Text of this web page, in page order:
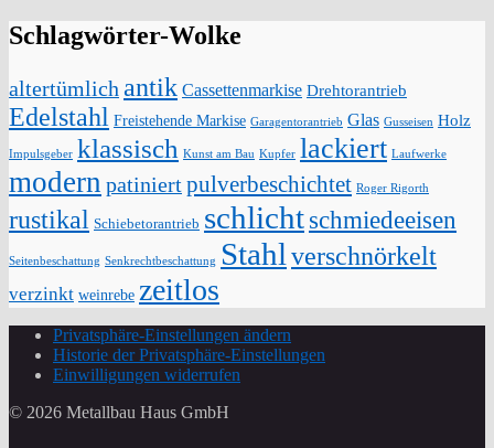
Schlagwörter-Wolke
altertümlich antik Cassettenmarkise Drehtorantrieb
Edelstahl Freistehende Markise Garagentorantrieb Glas Gusseisen Holz
Impulsgeber klassisch Kunst am Bau Kupfer lackiert Laufwerke
modern patiniertpulverbeschichtet Roger Rigorth
rustikal Schiebetorantrieb schlichtschmiedeeisen
Seitenbeschattung Senkrechtbeschattung Stahl verschnörkelt
verzinkt weinrebe zeitlos
Privatsphäre-Einstellungen ändern
Historie der Privatsphäre-Einstellungen
Einwilligungen widerrufen
© 2026 Metallbau Haus GmbH